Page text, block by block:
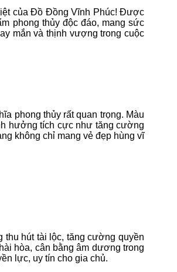
của Đồ Đồng Vĩnh Phúc! Được
phong thủy độc đáo, mang sức
mắn và thịnh vượng trong cuộc
phong thủy rất quan trọng. Màu
hưởng tích cực như tăng cường
không chỉ mang vẻ đẹp hùng vĩ
thu hút tài lộc, tăng cường quyền
hòa, cân bằng âm dương trong
lực, uy tín cho gia chủ.